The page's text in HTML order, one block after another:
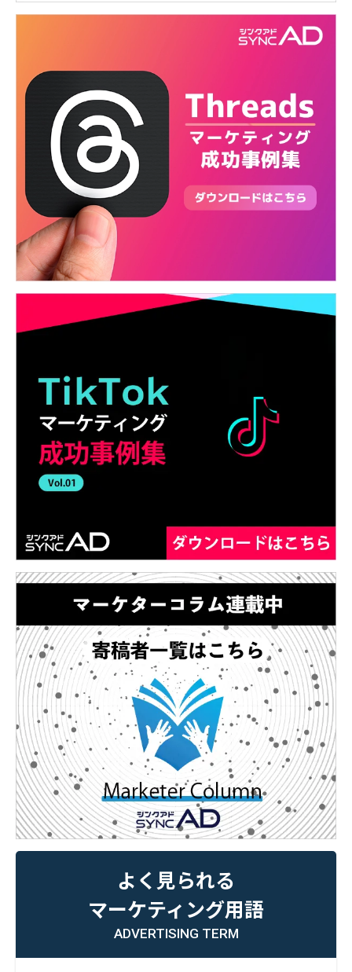
よく見られる
マーケティング用語
ADVERTISING TERM